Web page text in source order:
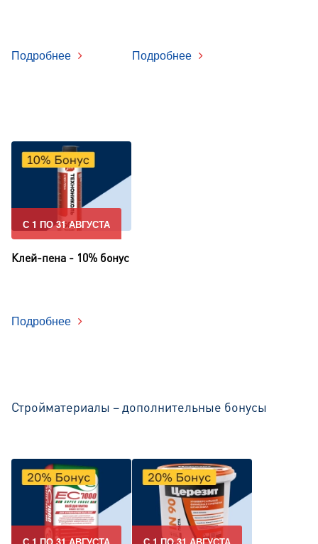
Подробнее Подробнее
С 1 ПО 31 АВГУСТА
Клей-пена - 10% бонус
Подробнее
Стройматериалы – дополнительные бонусы